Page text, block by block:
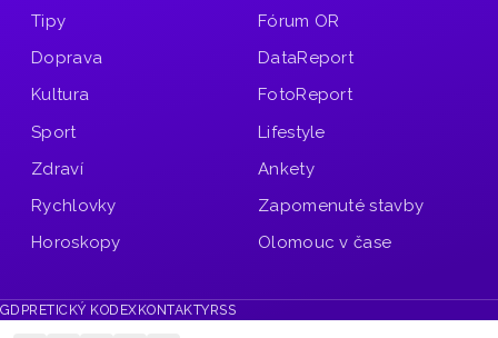
Tipy
Doprava
Kultura
Sport
Zdraví
Rychlovky
Horoskopy
Fórum OR
DataReport
FotoReport
Lifestyle
Ankety
Zapomenuté stavby
Olomouc v čase
GDPR ETICKÝ KODEXKONTAKTYRSS